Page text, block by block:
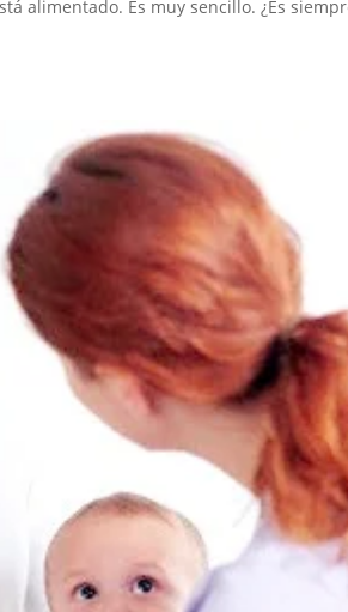
alimentado. Es muy sencillo. ¿Es